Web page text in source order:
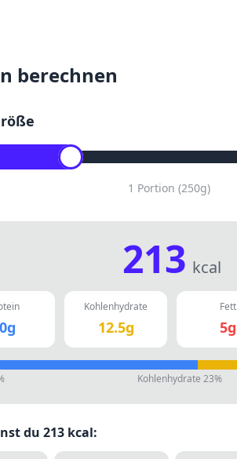
berechnen
1 Portion (250g)
213 kcal
g
Kohlenhydrate
12.5g
Fett
5g
Kohlenhydrate 23%
du 213 kcal: